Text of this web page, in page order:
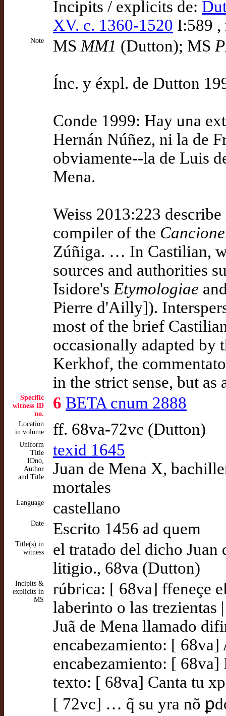
Incipits / explicits de:
XV. c. 1360-1520 I:589
Note MS MM1 (Dutton); MS
Ínc. y éxpl. de Dutton
Conde 1999: Hay una
Hernán Núñez, ni la de
obviamente--la de Luis
Mena.
Weiss 2013:223
compiler of the
Zúñiga. … In Castilian,
sources and authorities
Isidore's Etymologiae
Pierre d'Ailly]).
most of the brief
occasionally adapted
Kerkhof, the
in the strict sense, but
Specific
witness ID
no.
6 BETA cnum 2888
Location
in volume
ff. 68va-72vc (Dutton)
Uniform
Title
IDno,
Author
and Title
texid 1645
Juan de Mena X,
mortales
Language castellano
Date Escrito 1456 ad quem
Title(s) in
witness
el tratado del dicho
litigio., 68va (Dutton)
Incipits &
explicits in
MS
rúbrica: [ 68va] ffeneçe
laberinto o las trezientas
Juã de Mena llamado
encabezamiento: [ 68va]
encabezamiento: [
texto: [ 68va] Canta tu xp
[ 72vc] … q̃ su yra nõ